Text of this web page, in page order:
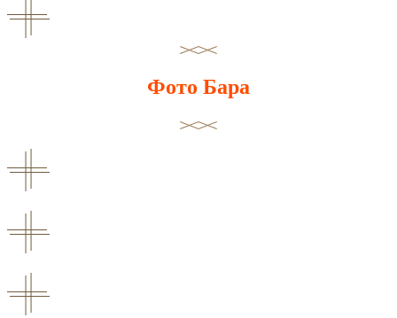
Фото Бара